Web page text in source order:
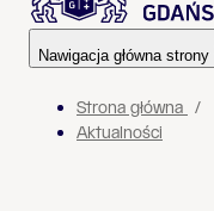
Nawigacja główna strony
Strona główna
Aktualności